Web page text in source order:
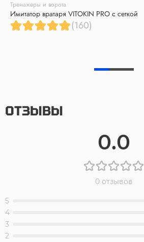
Тренажеры и ворота
Имитатор вратаря VITOKIN PRO с сеткой
(160)
ОТЗЫВЫ
0.0
0 отзывов
5
4
3
2